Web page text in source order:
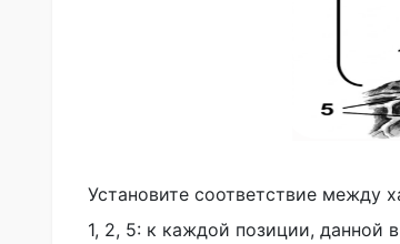
Установите соответствие между
1, 2, 5: к каждой позиции, данной